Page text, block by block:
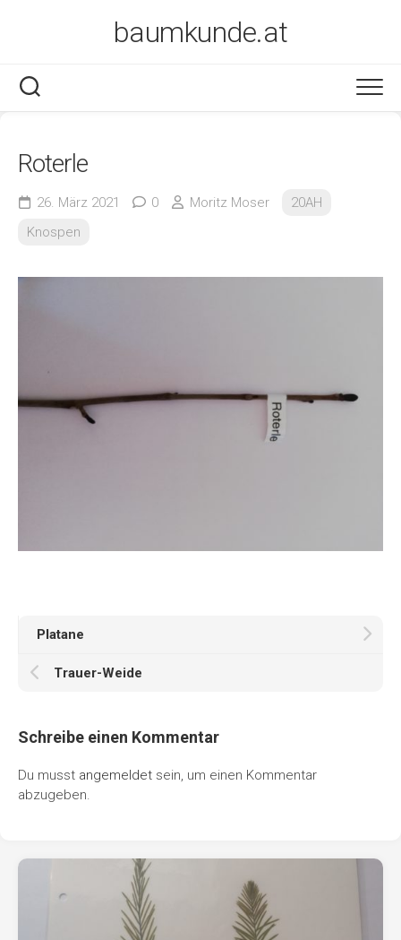
baumkunde.at
Roterle
26. März 2021 0 Moritz Moser
20AH
Knospen
Platane
Trauer-Weide
Schreibe einen Kommentar
Du musst angemeldet sein, um einen Kommentar
abzugeben.